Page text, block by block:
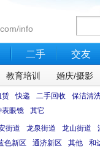
info
二手 交友
教育培训 婚庆/摄影
赁 快递 二手回收
保洁清
表眼镜 其它
街道 龙泉街道 龙山街道
色新区 通济新区 其他
和